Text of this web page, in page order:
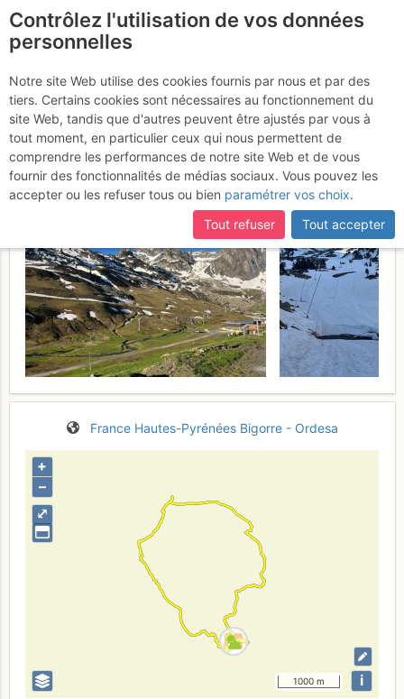
Pic du Contadé et des
Quatre Termes en circuit
Vendredi 8 mai 2026
France Hautes-Pyrénées Bigorre - Ordesa
⤢
+
–
1000 m i
Contrôlez l'utilisation de vos données
personnelles
Notre site Web utilise des cookies fournis par nous et par des
tiers. Certains cookies sont nécessaires au fonctionnement du
site Web, tandis que d'autres peuvent être ajustés par vous à
tout moment, en particulier ceux qui nous permettent de
comprendre les performances de notre site Web et de vous
fournir des fonctionnalités de médias sociaux. Vous pouvez les
accepter ou les refuser tous ou bien paramétrer vos choix.
Tout refuser
Tout accepter